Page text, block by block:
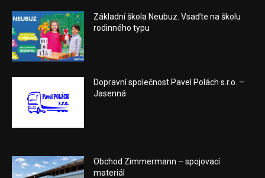
Základní škola Neubuz. Vsaďte na školu
rodinného typu
Dopravní společnost Pavel Polách s.r.o. –
Jasenná
Obchod Zimmermann – spojovací
materiál